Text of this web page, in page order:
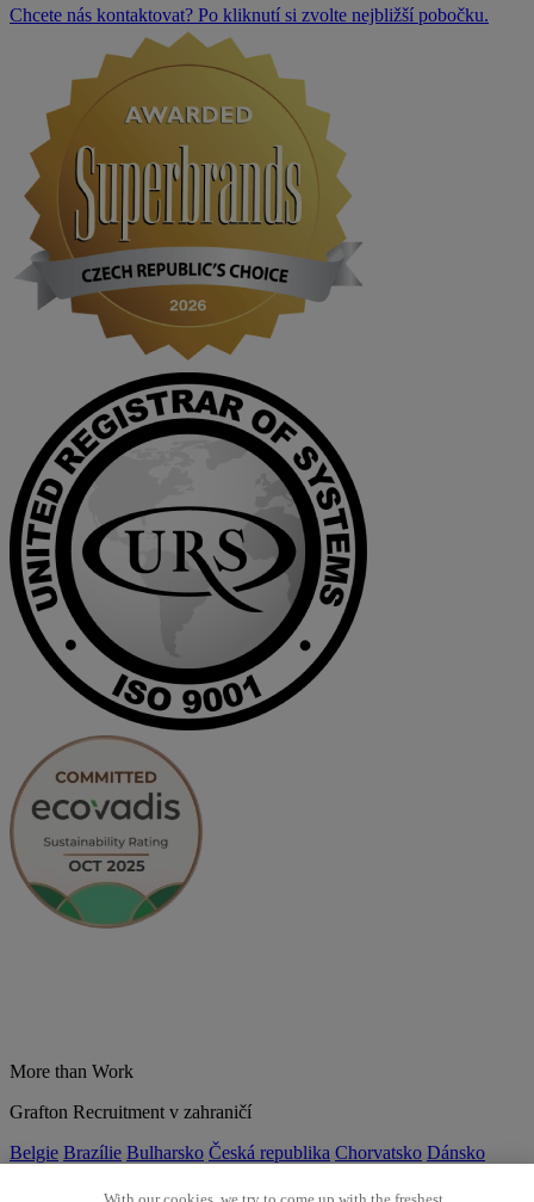
Chcete nás kontaktovat? Po kliknutí si zvolte nejbližší pobočku.
More than Work
Grafton Recruitment v zahraničí
Belgie Brazílie Bulharsko Česká republika Chorvatsko Dánsko
Německo Nizozemsko Norsko Polsko Portugalsko